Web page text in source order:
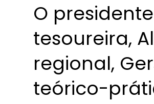
O
tesoureira,
regional,
teórico-